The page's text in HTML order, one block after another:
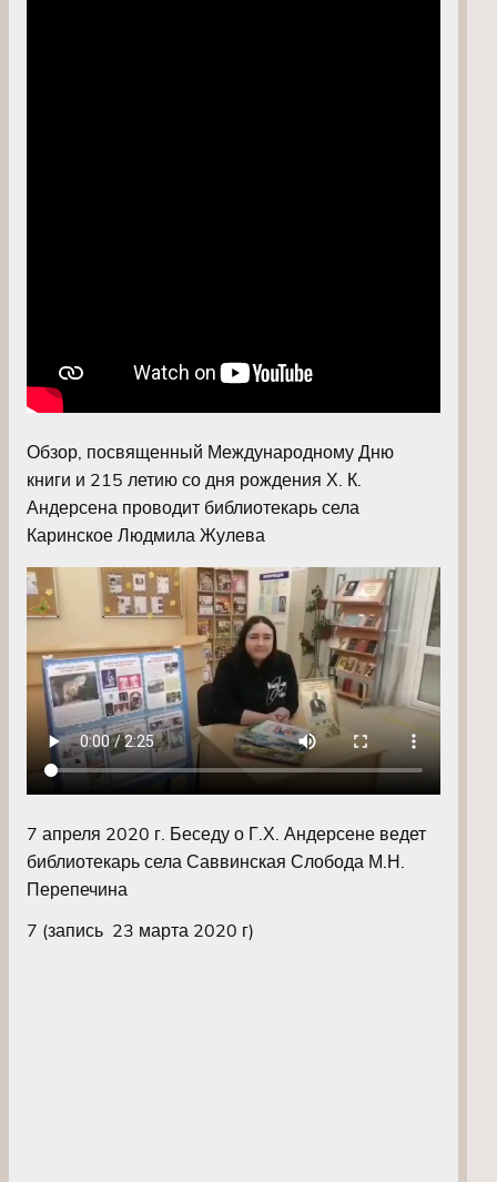
Обзор, посвященный Международному Дню
книги и 215 летию со дня рождения Х. К.
Андерсена проводит библиотекарь села
Каринское Людмила Жулева
7 апреля 2020 г. Беседу о Г.Х. Андерсене ведет
библиотекарь села Саввинская Слобода М.Н.
Перепечина
7 (запись 23 марта 2020 г)